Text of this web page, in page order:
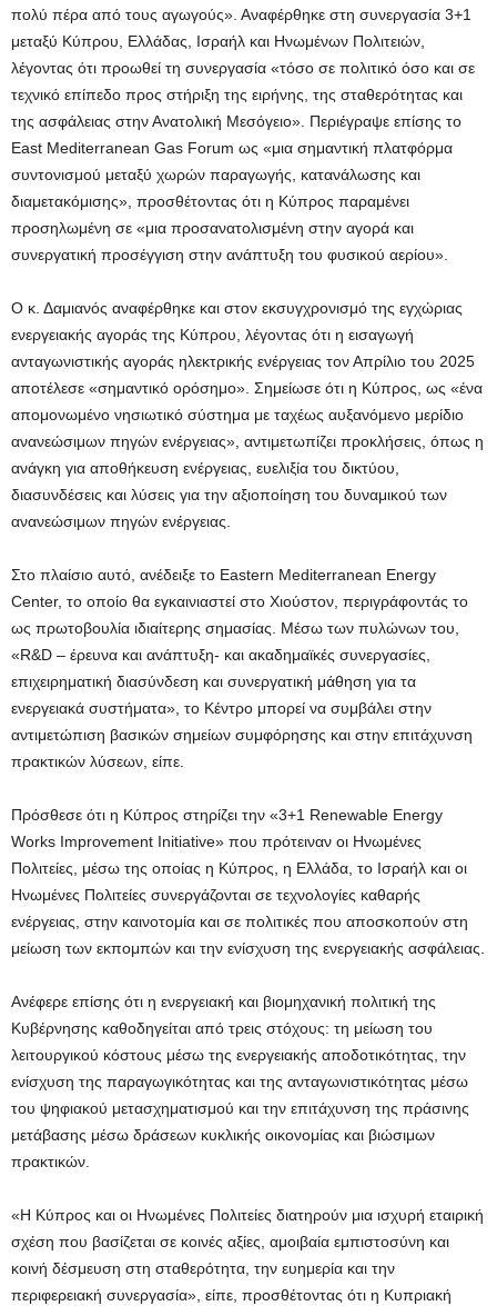
πολύ πέρα από τους αγωγούς». Αναφέρθηκε στη συνεργασία 3+1
μεταξύ Κύπρου, Ελλάδας, Ισραήλ και Ηνωμένων Πολιτειών,
λέγοντας ότι προωθεί τη συνεργασία «τόσο σε πολιτικό όσο και σε
τεχνικό επίπεδο προς στήριξη της ειρήνης, της σταθερότητας και
της ασφάλειας στην Ανατολική Μεσόγειο». Περιέγραψε επίσης το
East Mediterranean Gas Forum ως «μια σημαντική πλατφόρμα
συντονισμού μεταξύ χωρών παραγωγής, κατανάλωσης και
διαμετακόμισης», προσθέτοντας ότι η Κύπρος παραμένει
προσηλωμένη σε «μια προσανατολισμένη στην αγορά και
συνεργατική προσέγγιση στην ανάπτυξη του φυσικού αερίου».
Ο κ. Δαμιανός αναφέρθηκε και στον εκσυγχρονισμό της εγχώριας
ενεργειακής αγοράς της Κύπρου, λέγοντας ότι η εισαγωγή
ανταγωνιστικής αγοράς ηλεκτρικής ενέργειας τον Απρίλιο του 2025
αποτέλεσε «σημαντικό ορόσημο». Σημείωσε ότι η Κύπρος, ως «ένα
απομονωμένο νησιωτικό σύστημα με ταχέως αυξανόμενο μερίδιο
ανανεώσιμων πηγών ενέργειας», αντιμετωπίζει προκλήσεις, όπως η
ανάγκη για αποθήκευση ενέργειας, ευελιξία του δικτύου,
διασυνδέσεις και λύσεις για την αξιοποίηση του δυναμικού των
ανανεώσιμων πηγών ενέργειας.
Στο πλαίσιο αυτό, ανέδειξε το Eastern Mediterranean Energy
Center, το οποίο θα εγκαινιαστεί στο Χιούστον, περιγράφοντάς το
ως πρωτοβουλία ιδιαίτερης σημασίας. Μέσω των πυλώνων του,
«R&D – έρευνα και ανάπτυξη- και ακαδημαϊκές συνεργασίες,
επιχειρηματική διασύνδεση και συνεργατική μάθηση για τα
ενεργειακά συστήματα», το Κέντρο μπορεί να συμβάλει στην
αντιμετώπιση βασικών σημείων συμφόρησης και στην επιτάχυνση
πρακτικών λύσεων, είπε.
Πρόσθεσε ότι η Κύπρος στηρίζει την «3+1 Renewable Energy
Works Improvement Initiative» που πρότειναν οι Ηνωμένες
Πολιτείες, μέσω της οποίας η Κύπρος, η Ελλάδα, το Ισραήλ και οι
Ηνωμένες Πολιτείες συνεργάζονται σε τεχνολογίες καθαρής
ενέργειας, στην καινοτομία και σε πολιτικές που αποσκοπούν στη
μείωση των εκπομπών και την ενίσχυση της ενεργειακής ασφάλειας.
Ανέφερε επίσης ότι η ενεργειακή και βιομηχανική πολιτική της
Κυβέρνησης καθοδηγείται από τρεις στόχους: τη μείωση του
λειτουργικού κόστους μέσω της ενεργειακής αποδοτικότητας, την
ενίσχυση της παραγωγικότητας και της ανταγωνιστικότητας μέσω
του ψηφιακού μετασχηματισμού και την επιτάχυνση της πράσινης
μετάβασης μέσω δράσεων κυκλικής οικονομίας και βιώσιμων
πρακτικών.
«Η Κύπρος και οι Ηνωμένες Πολιτείες διατηρούν μια ισχυρή εταιρική
σχέση που βασίζεται σε κοινές αξίες, αμοιβαία εμπιστοσύνη και
κοινή δέσμευση στη σταθερότητα, την ευημερία και την
περιφερειακή συνεργασία», είπε, προσθέτοντας ότι η Κυπριακή